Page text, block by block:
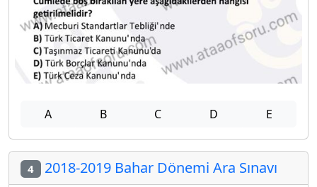
A B C D E
4 2018-2019 Bahar Dönemi Ara Sınavı